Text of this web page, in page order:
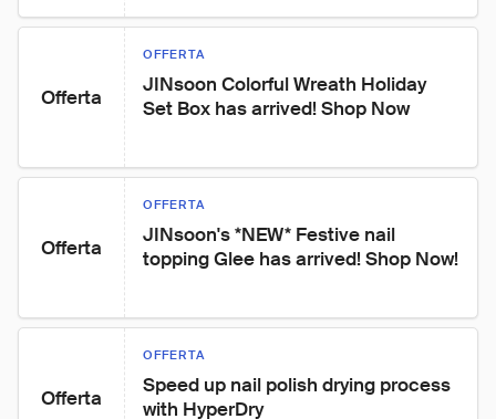
Offerta
OFFERTA
JINsoon Colorful Wreath Holiday
Set Box has arrived! Shop Now
Offerta
OFFERTA
JINsoon's *NEW* Festive nail
topping Glee has arrived! Shop Now!
Offerta
OFFERTA
Speed up nail polish drying process
with HyperDry